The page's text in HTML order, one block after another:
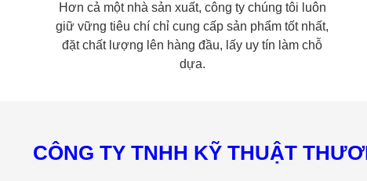
Hơn cả một nhà sản xuất, công ty chúng tôi luôn
giữ vững tiêu chí chỉ cung cấp sản phẩm tốt nhất,
đặt chất lượng lên hàng đầu, lấy uy tín làm chỗ
dựa.
CÔNG TY TNHH KỸ THUẬT